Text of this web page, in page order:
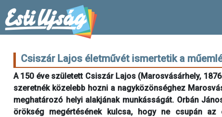
Csiszár Lajos életművét ismertetik a
A 150 éve született Csiszár Lajos (Marosvásárhely,
szeretnék közelebb hozni a nagyközönséghez
meghatározó helyi alakjának munkásságát. Orbán
örökség megértésének kulcsa, hogy ne csupán